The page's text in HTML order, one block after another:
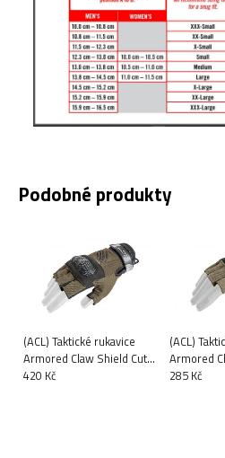
Podobné produkty
(ACL) Taktické rukavice
Armored Claw Shield Cut
Hot Weather tactical gloves
420 Kč
(ACL)
Armored
Cut Hot
285 Kč